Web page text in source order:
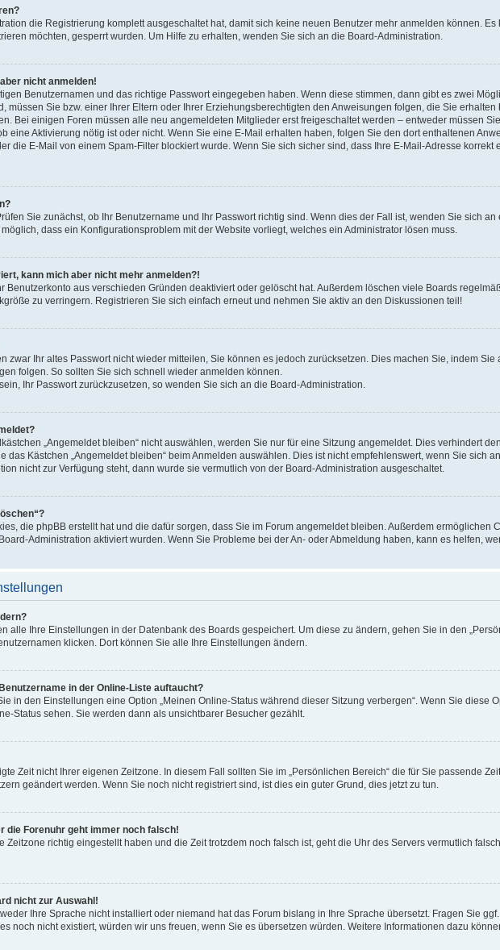
die Registrierung komplett ausgeschaltet hat, damit sich keine neuen Benutzer mehr anmelden können.
möchten, gesperrt wurden. Um Hilfe zu erhalten, wenden Sie sich an die Board-Administration.
nicht anmelden!
Benutzernamen und das richtige Passwort eingegeben haben. Wenn diese stimmen, dann gibt es zwei
müssen Sie bzw. einer Ihrer Eltern oder Ihrer Erziehungsberechtigten den Anweisungen folgen, die Sie
Bei einigen Foren müssen alle neu angemeldeten Mitglieder erst freigeschaltet werden – entweder müssen
eine Aktivierung nötig ist oder nicht. Wenn Sie eine E-Mail erhalten haben, folgen Sie den dort enthaltenen
die E-Mail von einem Spam-Filter blockiert wurde. Wenn Sie sich sicher sind, dass Ihre E-Mail-Adresse
Sie zunächst, ob Ihr Benutzername und Ihr Passwort richtig sind. Wenn dies der Fall ist, wenden Sie sich
dass ein Konfigurationsproblem mit der Website vorliegt, welches ein Administrator lösen muss.
kann mich aber nicht mehr anmelden?!
Benutzerkonto aus verschieden Gründen deaktiviert oder gelöscht hat. Außerdem löschen viele Boards
zu verringern. Registrieren Sie sich einfach erneut und nehmen Sie aktiv an den Diskussionen teil!
zwar Ihr altes Passwort nicht wieder mitteilen, Sie können es jedoch zurücksetzen. Dies machen Sie, indem
folgen. So sollten Sie sich schnell wieder anmelden können.
Ihr Passwort zurückzusetzen, so wenden Sie sich an die Board-Administration.
„Angemeldet bleiben“ nicht auswählen, werden Sie nur für eine Sitzung angemeldet. Dies verhindert
das Kästchen „Angemeldet bleiben“ beim Anmelden auswählen. Dies ist nicht empfehlenswert, wenn Sie sich
nicht zur Verfügung steht, dann wurde sie vermutlich von der Board-Administration ausgeschaltet.
die phpBB erstellt hat und die dafür sorgen, dass Sie im Forum angemeldet bleiben. Außerdem
Administration aktiviert wurden. Wenn Sie Probleme bei der An- oder Abmeldung haben, kann es helfen,
alle Ihre Einstellungen in der Datenbank des Boards gespeichert. Um diese zu ändern, gehen Sie in den
klicken. Dort können Sie alle Ihre Einstellungen ändern.
in der Online-Liste auftaucht?
in den Einstellungen eine Option „Meinen Online-Status während dieser Sitzung verbergen“. Wenn Sie diese
Status sehen. Sie werden dann als unsichtbarer Besucher gezählt.
Zeit nicht Ihrer eigenen Zeitzone. In diesem Fall sollten Sie im „Persönlichen Bereich“ die für Sie passende
geändert werden. Wenn Sie noch nicht registriert sind, ist dies ein guter Grund, dies jetzt zu tun.
die Forenuhr geht immer noch falsch!
Zeitzone richtig eingestellt haben und die Zeit trotzdem noch falsch ist, geht die Uhr des Servers vermutlich
nicht zur Auswahl!
Ihre Sprache nicht installiert oder niemand hat das Forum bislang in Ihre Sprache übersetzt. Fragen Sie
noch nicht existiert, würden wir uns freuen, wenn Sie es übersetzen würden. Weitere Informationen dazu